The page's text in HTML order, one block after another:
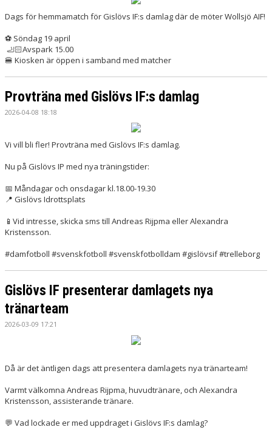
Dags för hemmamatch för Gislövs IF:s damlag där de möter Wollsjö AIF!
⚽️ Söndag 19 april
🦶🏻Avspark 15.00
🍔 Kiosken är öppen i samband med matcher
Provträna med Gislövs IF:s damlag
2026-04-08 18:18
Vi vill bli fler! Provträna med Gislövs IF:s damlag.
Nu på Gislövs IP med nya träningstider:
📅 Måndagar och onsdagar kl.18.00-19.30
📍 Gislövs Idrottsplats
📱Vid intresse, skicka sms till Andreas Rijpma eller Alexandra
Kristensson.
#damfotboll #svenskfotboll #svenskfotbolldam #gislövsif #trelleborg
Gislövs IF presenterar damlagets nya
tränarteam
2026-03-09 17:21
Då är det äntligen dags att presentera damlagets nya tränarteam!
Varmt välkomna Andreas Rijpma, huvudtränare, och Alexandra
Kristensson, assisterande tränare.
💬 Vad lockade er med uppdraget i Gislövs IF:s damlag?